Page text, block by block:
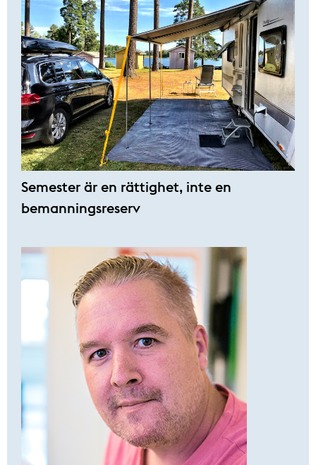
Semester är en rättighet, inte en
bemanningsreserv